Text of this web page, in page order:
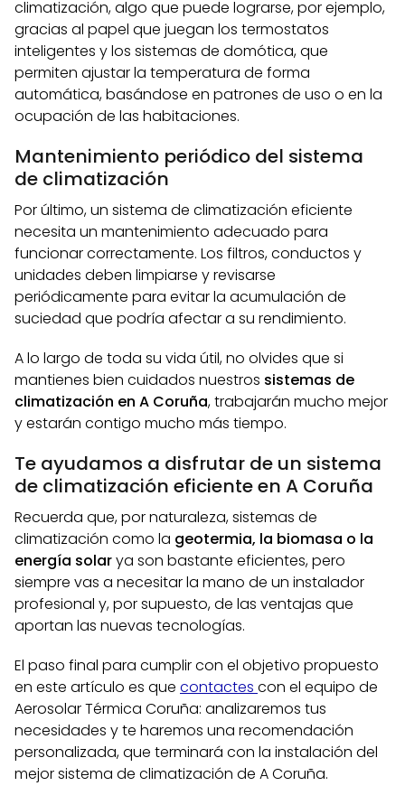
climatización, algo que puede lograrse, por ejemplo,
gracias al papel que juegan los termostatos
inteligentes y los sistemas de domótica, que
permiten ajustar la temperatura de forma
automática, basándose en patrones de uso o en la
ocupación de las habitaciones.
Mantenimiento periódico del sistema
de climatización
Por último, un sistema de climatización eficiente
necesita un mantenimiento adecuado para
funcionar correctamente. Los filtros, conductos y
unidades deben limpiarse y revisarse
periódicamente para evitar la acumulación de
suciedad que podría afectar a su rendimiento.
A lo largo de toda su vida útil, no olvides que si
mantienes bien cuidados nuestros sistemas de
climatización en A Coruña, trabajarán mucho mejor
y estarán contigo mucho más tiempo.
Te ayudamos a disfrutar de un sistema
de climatización eficiente en A Coruña
Recuerda que, por naturaleza, sistemas de
climatización como la geotermia, la biomasa o la
energía solarya son bastante eficientes, pero
siempre vas a necesitar la mano de un instalador
profesional y, por supuesto, de las ventajas que
aportan las nuevas tecnologías.
El paso final para cumplir con el objetivo propuesto
en este artículo es que contactes con el equipo de
Aerosolar Térmica Coruña: analizaremos tus
necesidades y te haremos una recomendación
personalizada, que terminará con la instalación del
mejor sistema de climatización de A Coruña.